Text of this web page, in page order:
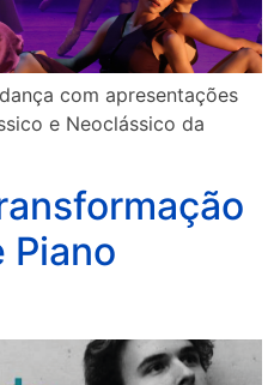
com apresentações
e Neoclássico da
Piano